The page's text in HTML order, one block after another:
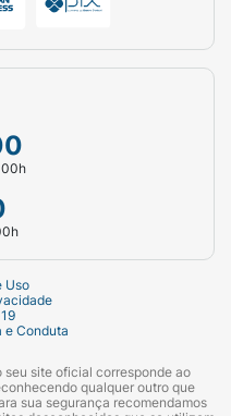
00h
Uso
e Conduta
seu site oficial corresponde ao
qualquer outro que
sua segurança recomendamos